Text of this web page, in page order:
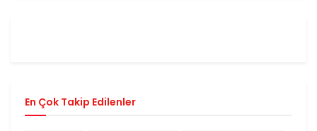
En Çok Takip Edilenler